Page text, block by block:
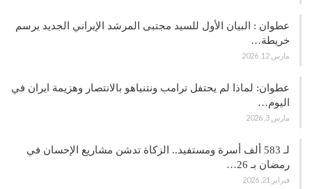
عطوان : البيان الأول للسيد مجتبى المرشد الإيراني الجديد يرسم
خريطة…
مارس 12, 2026
عطوان: لماذا لم يحتفل ترامب ونتنياهو بالانتصار وهزيمة ايران في
اليوم…
مارس 3, 2026
لـ 583 ألف أسرة ومستفيد.. الزكاة تدشن مشاريع الإحسان في
رمضان بـ 26…
فبراير 21, 2026